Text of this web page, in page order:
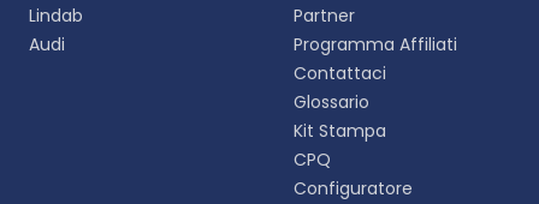
Lindab
Audi
Partner
Programma Affiliati
Contattaci
Glossario
Kit Stampa
CPQ
Configuratore